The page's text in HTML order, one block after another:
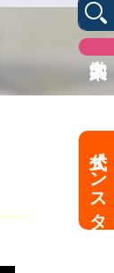
公式インスタ